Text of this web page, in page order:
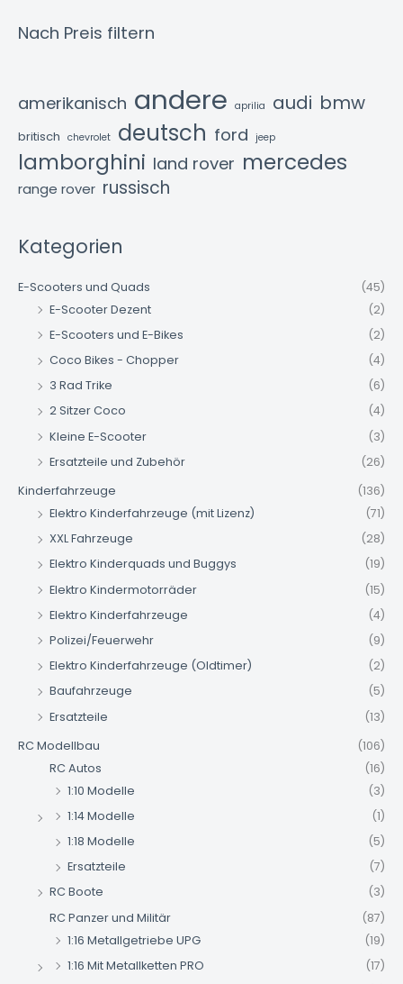
Nach Preis filtern
amerikanisch andere aprilia audi bmw
britisch chevrolet deutsch ford jeep
lamborghini land rover mercedes
range rover russisch
Kategorien
E-Scooters und Quads
(45)
E-Scooter Dezent
(2)
E-Scooters und E-Bikes
(2)
Coco Bikes - Chopper
(4)
3 Rad Trike
(6)
2 Sitzer Coco
(4)
Kleine E-Scooter
(3)
Ersatzteile und Zubehör
(26)
Kinderfahrzeuge
(136)
Elektro Kinderfahrzeuge (mit Lizenz)
(71)
XXL Fahrzeuge
(28)
Elektro Kinderquads und Buggys
(19)
Elektro Kindermotorräder
(15)
Elektro Kinderfahrzeuge
(4)
Polizei/Feuerwehr
(9)
Elektro Kinderfahrzeuge (Oldtimer)
(2)
Baufahrzeuge
(5)
Ersatzteile
(13)
RC Modellbau
(106)
RC Autos
(16)
1:10 Modelle
(3)
1:14 Modelle
(1)
1:18 Modelle
(5)
Ersatzteile
(7)
RC Boote
(3)
RC Panzer und Militär
(87)
1:16 Metallgetriebe UPG
(19)
1:16 Mit Metallketten PRO
(17)